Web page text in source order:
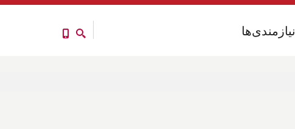
نیازمندی‌ها
نیازمندی‌ها